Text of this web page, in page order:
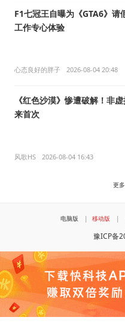
F1七冠王自曝为《GTA6》请
工作专心体验
心态良好的胖子 2026-08-04 20:48
《红色沙漠》惨遭破解！非
来首次
风歌HS 2026-08-04 16:43
更
电脑版 | 移动版 |
豫ICP备